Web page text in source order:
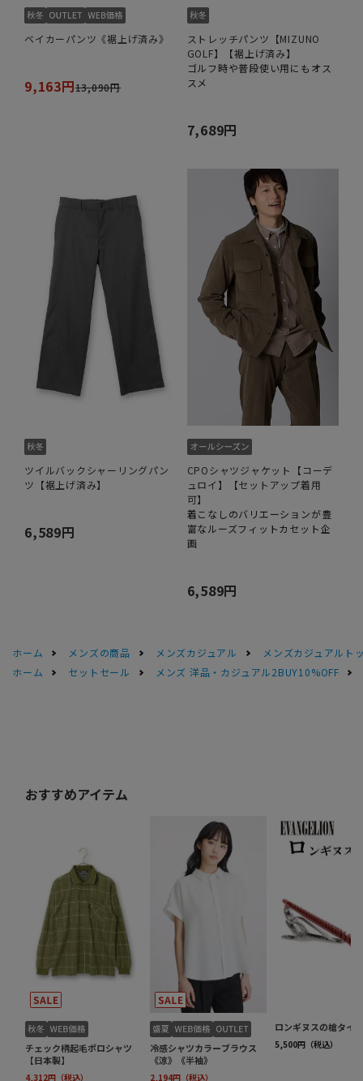
ベイカーパンツ《裾上げ済み》
9,163円13,090円
ストレッチパンツ【MIZUNO
GOLF】【裾上げ済み】
ゴルフ時や普段使い用にもオス
スメ
7,689円
ツイルバックシャーリングパン
ツ【裾上げ済み】
6,589円
CPOシャツジャケット【コーデ
ュロイ】【セットアップ着用
可】
着こなしのバリエーションが豊
富なルーズフィットカセット企
画
6,589円
ホーム メンズの商品 メンズカジュアル
メンズカジュアルト
ホーム
セットセール メンズ 洋品・カジュアル2BUY10%OFF